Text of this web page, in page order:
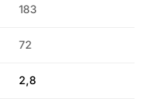
183
72
2,8